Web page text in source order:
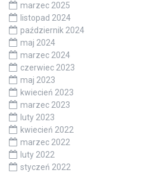
marzec 2025
listopad 2024
październik 2024
maj 2024
marzec 2024
czerwiec 2023
maj 2023
kwiecień 2023
marzec 2023
luty 2023
kwiecień 2022
marzec 2022
luty 2022
styczeń 2022